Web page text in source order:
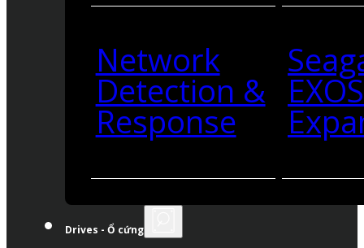
Network
Detection &
Response
EXOS
Drives - Ổ cứng